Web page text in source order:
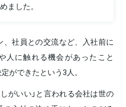
ました。
社員との交流など、入社前に
人に触れる機会があったこと
ができたという3人。
しがいい」と言われる会社は世の